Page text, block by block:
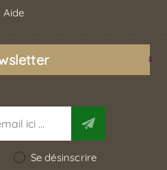
Aide
Se désinscrire